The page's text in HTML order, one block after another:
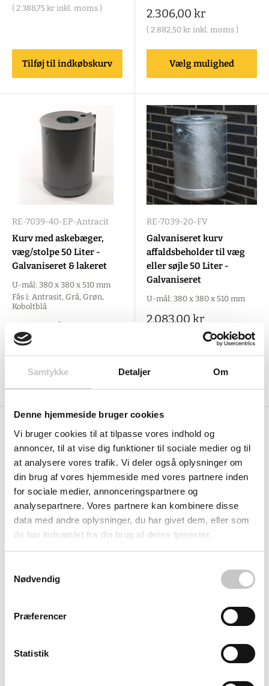
Samtykke Detaljer Om
Denne hjemmeside bruger cookies
Vi bruger cookies til at tilpasse vores indhold og
annoncer, til at vise dig funktioner til sociale medier og til
at analysere vores trafik. Vi deler også oplysninger om
din brug af vores hjemmeside med vores partnere inden
for sociale medier, annonceringspartnere og
analysepartnere. Vores partnere kan kombinere disse
data med andre oplysninger, du har givet dem, eller som
de har indsamlet fra din brug af deres tjenester.
Nødvendig
Præferencer
Statistik
( 2.388,75 kr inkl. moms )
Tilføj til indkøbskurv
Salgspris
2.306,00 kr
( 2.882,50 kr inkl. moms )
Vælg mulighed
RE-7039-40-EP-Antracit
Kurv med askebæger,
væg/stolpe 50 Liter -
Galvaniseret & lakeret
U-mål: 380 x 380 x 510 mm
Fås i: Antrasit, Grå, Grøn,
Koboltblå
Salgspris
4.073,00 kr
(5.091,25 kr
Vælg mulighed
RE-7039-20-FV
Galvaniseret kurv
affaldsbeholder til væg
eller søjle 50 Liter -
Galvaniseret
U-mål: 380 x 380 x 510 mm
Salgspris
2.083,00 kr
inkl. moms )
Tilføj til indkøbskurv
RE-7039-20-PB-Antracit
Kurv affaldsbeholder til
Galvaniseret & lakeret
Koboltblå
(3.118,75 kr